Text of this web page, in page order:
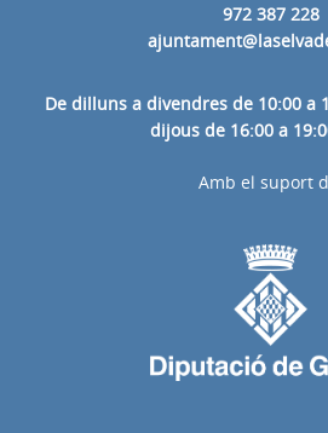
972 387 228
De dilluns a divendres de 10:00 a
dijous de 16:00 a
Amb el suport